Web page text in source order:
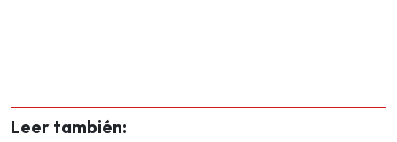
Leer también: